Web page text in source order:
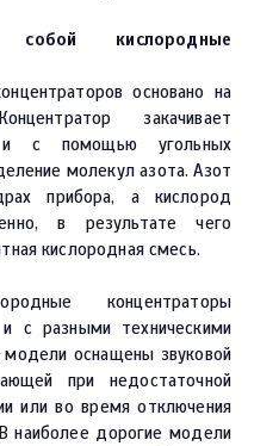
собой кислородные
основано на
закачивает
и с помощью угольных
молекул азота. Азот
прибора, а кислород
в результате чего
кислородная смесь.
концентраторы
и с разными техническими
оснащены звуковой
при недостаточной
или во время отключения
наиболее дорогие модели